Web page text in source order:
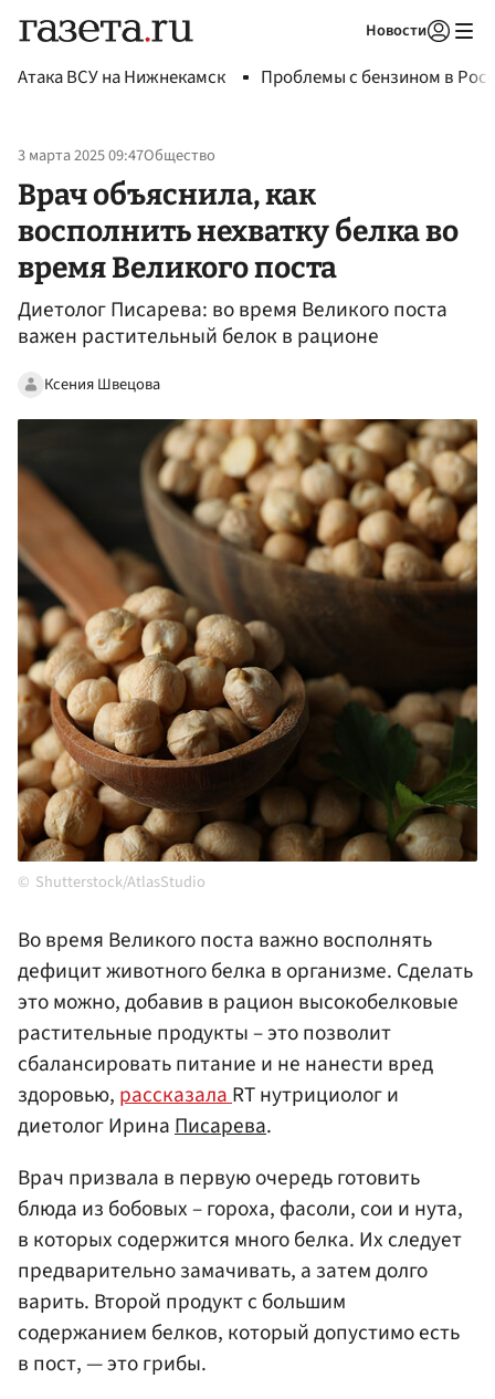
Новости
Атака ВСУ на Нижнекамск Проблемы с бензином в
3 марта 2025 09:47Общество
Врач объяснила, как
восполнить нехватку белка во
время Великого поста
Диетолог Писарева: во время Великого поста
важен растительный белок в рационе
Ксения Швецова
Shutterstock/AtlasStudio
Во время Великого поста важно восполнять
дефицит животного белка в организме. Сделать
это можно, добавив в рацион высокобелковые
растительные продукты – это позволит
сбалансировать питание и не нанести вред
здоровью, рассказалаRT нутрициолог и
диетолог ИринаПисарева.
Врач призвала в первую очередь готовить
блюда из бобовых – гороха, фасоли, сои и нута,
в которых содержится много белка. Их следует
предварительно замачивать, а затем долго
варить. Второй продукт с большим
содержанием белков, который допустимо есть
в пост, — это грибы.